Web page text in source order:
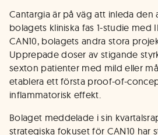
Cantargia är på väg att inleda den
bolagets kliniska fas 1-studie med
CAN10, bolagets andra stora
Upprepade doser av stigande
sexton patienter med mild eller
etablera ett första proof-of-
inflammatorisk effekt.
Bolaget meddelade i sin
strategiska fokuset för CAN10 har